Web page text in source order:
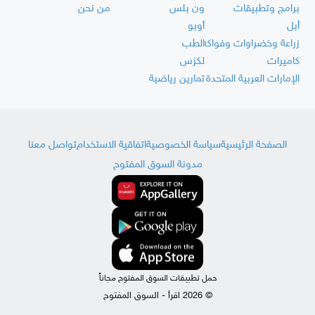
برامج وتطبيقات
ون بلس
أبل
أوبو
زراعة وخضراوات وفواكهالطب
كاميرات
لكزس
الإمارات العربية المتحدةتمارين رياضية
من نحن
الصفحة الرئيسيةسياسة الخصوصيةاتفاقية الاستخدامتواصل معنا
مدونة السوق المفتوح
حمل تطبيقات السوق المفتوح مجاناً
© 2026 اقرأ - السوق المفتوح